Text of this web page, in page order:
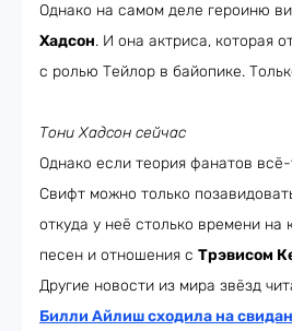
Однако на самом деле героиню
Хадсон. И она актриса, которая
с ролью Тейлор в байопике.
Тони Хадсон сейчас
Однако если теория фанатов
Свифт можно только
откуда у неё столько времени на
песен и отношения с Трэвисом
Другие новости из мира звёзд
Билли Айлиш сходила на